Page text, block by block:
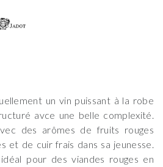
un vin puissant à la robe
avce une belle complexité.
des arômes de fruits rouges
et de cuir frais dans sa jeunesse.
pour des viandes rouges en